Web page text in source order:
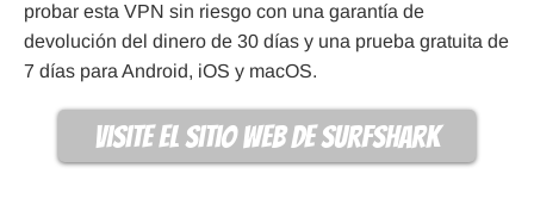
probar esta VPN sin riesgo con una garantía de
devolución del dinero de 30 días y una prueba gratuita de
7 días para Android, iOS y macOS.
visite el sitio web de Surfshark